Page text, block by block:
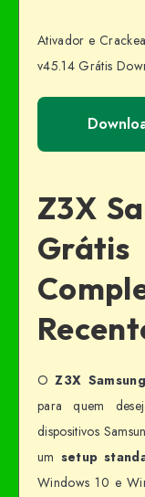
Ativador e
v45.14 Grátis
Z3X
OZ3X
para quem
dispositivos
um setup
Windows 10 e